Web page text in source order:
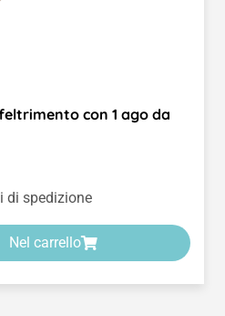
con 1 ago da
di spedizione
Nel carrello